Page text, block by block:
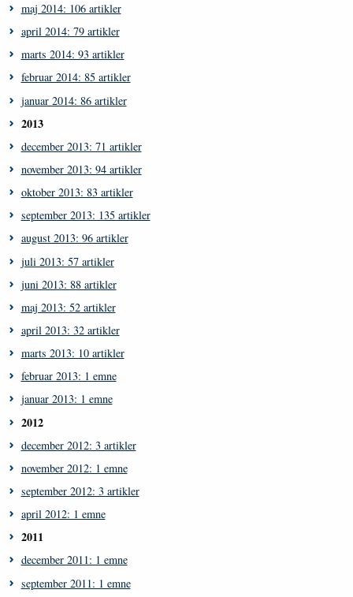
maj 2014: 106 artikler
april 2014: 79 artikler
marts 2014: 93 artikler
februar 2014: 85 artikler
januar 2014: 86 artikler
2013
december 2013: 71 artikler
november 2013: 94 artikler
oktober 2013: 83 artikler
september 2013: 135 artikler
august 2013: 96 artikler
juli 2013: 57 artikler
juni 2013: 88 artikler
maj 2013: 52 artikler
april 2013: 32 artikler
marts 2013: 10 artikler
februar 2013: 1 emne
januar 2013: 1 emne
2012
december 2012: 3 artikler
november 2012: 1 emne
september 2012: 3 artikler
april 2012: 1 emne
2011
december 2011: 1 emne
september 2011: 1 emne